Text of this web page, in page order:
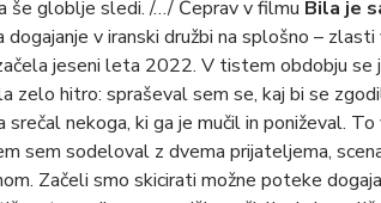
še globlje sledi. /…/ Čeprav v filmu Bila je
dogajanje v iranski družbi na splošno –
jeseni leta 2022. V tistem obdobju se
zelo hitro: spraševal sem se, kaj bi se
srečal nekoga, ki ga je mučil in poniževal.
sem sodeloval z dvema prijateljema,
Začeli smo skicirati možne poteke